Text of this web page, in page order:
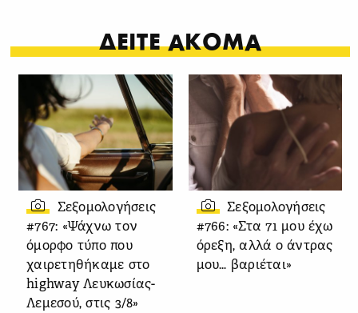
ΔΕΙΤΕ ΑΚΟΜΑ
Σεξομολογήσεις
#767: «Ψάχνω τον
όμορφο τύπο που
χαιρετηθήκαμε στο
highway Λευκωσίας-
Λεμεσού, στις 3/8»
Σεξομολογήσεις
#766: «Στα 71 μου έχω
όρεξη, αλλά ο άντρας
μου… βαριέται»